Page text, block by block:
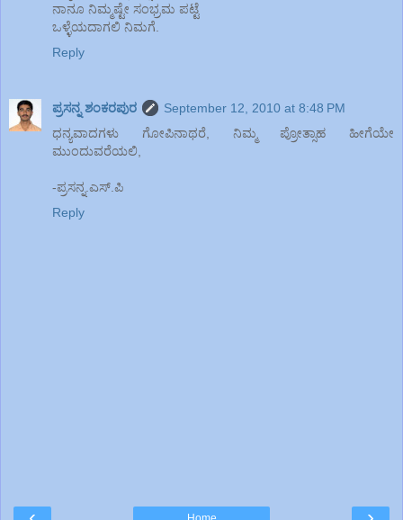
ನಾನೂ ನಿಮ್ಮಷ್ಟೇ ಸಂಭ್ರಮ ಪಟ್ಟೆ
ಒಳ್ಳೆಯದಾಗಲಿ ನಿಮಗೆ.
Reply
ಪ್ರಸನ್ನ ಶಂಕರಪುರ
September 12, 2010 at 8:48 PM
ಧನ್ಯವಾದಗಳು ಗೋಪಿನಾಥರೆ, ನಿಮ್ಮ ಪ್ರೋತ್ಸಾಹ ಹೀಗೆಯೇ
ಮುಂದುವರೆಯಲಿ,
-ಪ್ರಸನ್ನ.ಎಸ್.ಪಿ
Reply